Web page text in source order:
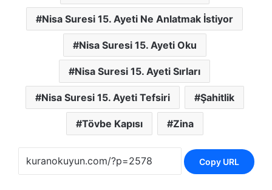
Nisa Suresi 15. Ayeti Ne Anlatmak İstiyor
Nisa Suresi 15. Ayeti Oku
Nisa Suresi 15. Ayeti Sırları
Nisa Suresi 15. Ayeti Tefsiri Şahitlik
Tövbe Kapısı Zina
Copy URL